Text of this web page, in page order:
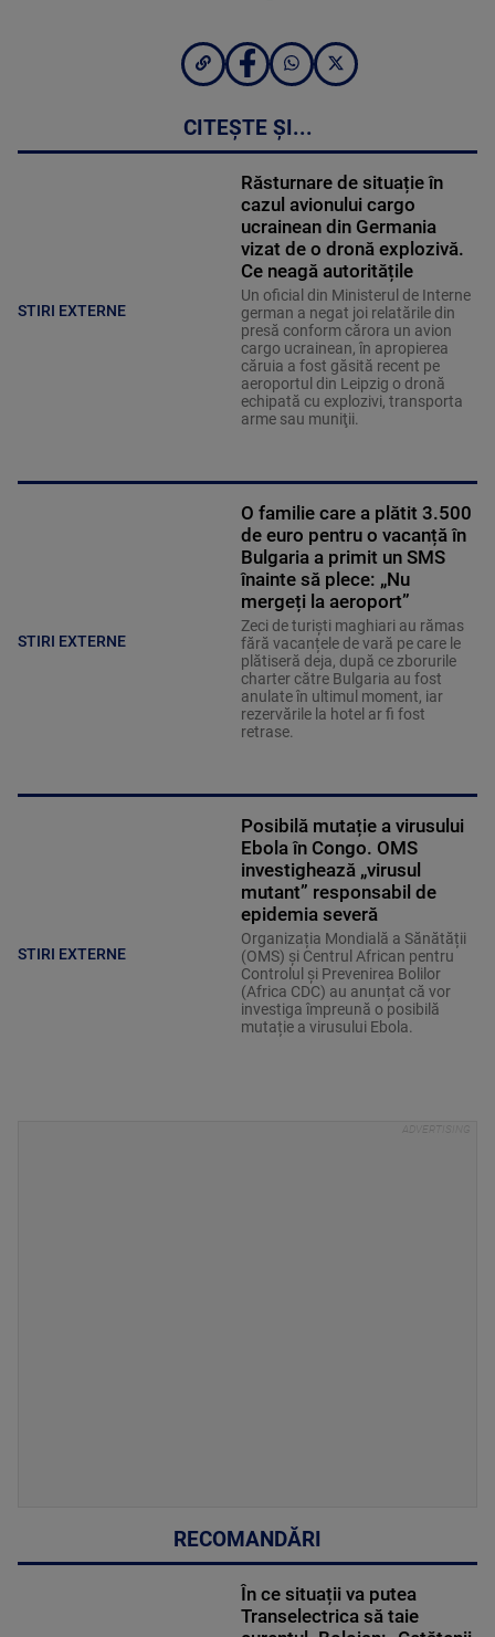
CITEȘTE ȘI...
STIRI EXTERNE
Răsturnare de situație în
cazul avionului cargo
ucrainean din Germania
vizat de o dronă explozivă.
Ce neagă autoritățile
Un oficial din Ministerul de Interne
german a negat joi relatările din
presă conform cărora un avion
cargo ucrainean, în apropierea
căruia a fost găsită recent pe
aeroportul din Leipzig o dronă
echipată cu explozivi, transporta
arme sau muniţii.
STIRI EXTERNE
O familie care a plătit 3.500
de euro pentru o vacanță în
Bulgaria a primit un SMS
înainte să plece: „Nu
mergeți la aeroport”
Zeci de turiști maghiari au rămas
fără vacanțele de vară pe care le
plătiseră deja, după ce zborurile
charter către Bulgaria au fost
anulate în ultimul moment, iar
rezervările la hotel ar fi fost
retrase.
STIRI EXTERNE
Posibilă mutație a virusului
Ebola în Congo. OMS
investighează „virusul
mutant” responsabil de
epidemia severă
Organizația Mondială a Sănătății
(OMS) și Centrul African pentru
Controlul și Prevenirea Bolilor
(Africa CDC) au anunțat că vor
investiga împreună o posibilă
mutație a virusului Ebola.
RECOMANDĂRI
În ce situații va putea
Transelectrica să taie